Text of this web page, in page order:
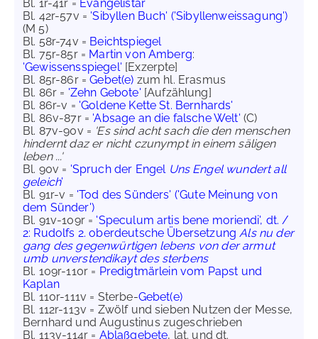
Bl. 1r-41r = Evangelistar
Bl. 42r-57v = 'Sibyllen Buch' ('Sibyllenweissagung')
(M 5)
Bl. 58r-74v = Beichtspiegel
Bl. 75r-85r = Martin von Amberg:
'Gewissensspiegel' [Exzerpte]
Bl. 85r-86r =Gebet(e) zum hl. Erasmus
Bl. 86r = 'Zehn Gebote' [Aufzählung]
Bl. 86r-v = 'Goldene Kette St. Bernhards'
Bl. 86v-87r = 'Absage an die falsche Welt' (C)
Bl. 87v-90v = 'Es sind acht sach die den menschen
hindernt daz er nicht czunympt in einem säligen
leben ...'
Bl. 90v = 'Spruch der Engel Uns Engel wundert all
geleich'
Bl. 91r-v = 'Tod des Sünders' ('Gute Meinung von
dem Sünder')
Bl. 91v-109r = 'Speculum artis bene moriendi', dt. /
2: Rudolfs 2. oberdeutsche ÜbersetzungAls nu der
gang des gegenwürtigen lebens von der armut
umb unverstendikayt des sterbens
Bl. 109r-110r = Predigtmärlein vom Papst und
Kaplan
Bl. 110r-111v = Sterbe-Gebet(e)
Bl. 112r-113v = Zwölf und sieben Nutzen der Messe,
Bernhard und Augustinus zugeschrieben
Bl. 113v-114r = Ablaßgebete, lat. und dt.